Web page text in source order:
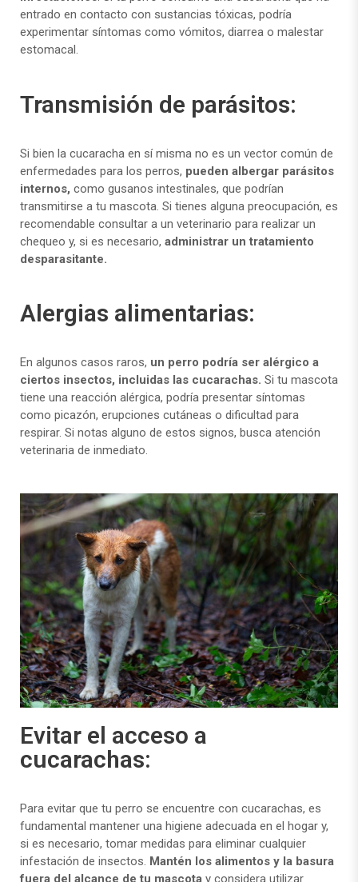
entrado en contacto con sustancias tóxicas, podría
experimentar síntomas como vómitos, diarrea o malestar
estomacal.
Transmisión de parásitos:
Si bien la cucaracha en sí misma no es un vector común de
enfermedades para los perros, pueden albergar parásitos
internos, como gusanos intestinales, que podrían
transmitirse a tu mascota. Si tienes alguna preocupación, es
recomendable consultar a un veterinario para realizar un
chequeo y, si es necesario, administrar un tratamiento
desparasitante.
Alergias alimentarias:
En algunos casos raros, un perro podría ser alérgico a
ciertos insectos, incluidas las cucarachas. Si tu mascota
tiene una reacción alérgica, podría presentar síntomas
como picazón, erupciones cutáneas o dificultad para
respirar. Si notas alguno de estos signos, busca atención
veterinaria de inmediato.
Evitar el acceso a
cucarachas:
Para evitar que tu perro se encuentre con cucarachas, es
fundamental mantener una higiene adecuada en el hogar y,
si es necesario, tomar medidas para eliminar cualquier
infestación de insectos. Mantén los alimentos y la basura
fuera del alcance de tu mascota y considera utilizar